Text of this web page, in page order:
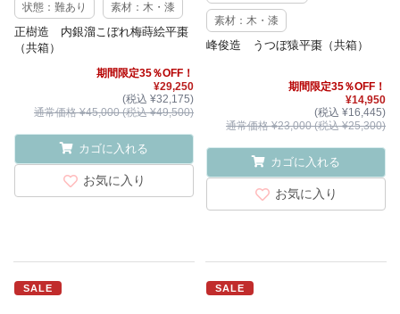
状態：難あり 素材：木・漆
正樹造 内銀溜こぼれ梅蒔絵平棗
（共箱）
期間限定35％OFF！
¥29,250
(税込 ¥32,175)
通常価格 ¥45,000 (税込 ¥49,500)
カゴに入れる
お気に入り
素材：木・漆
峰俊造 うつぼ猿平棗（共箱）
期間限定35％OFF！
¥14,950
(税込 ¥16,445)
通常価格 ¥23,000 (税込 ¥25,300)
カゴに入れる
お気に入り
SALE SALE